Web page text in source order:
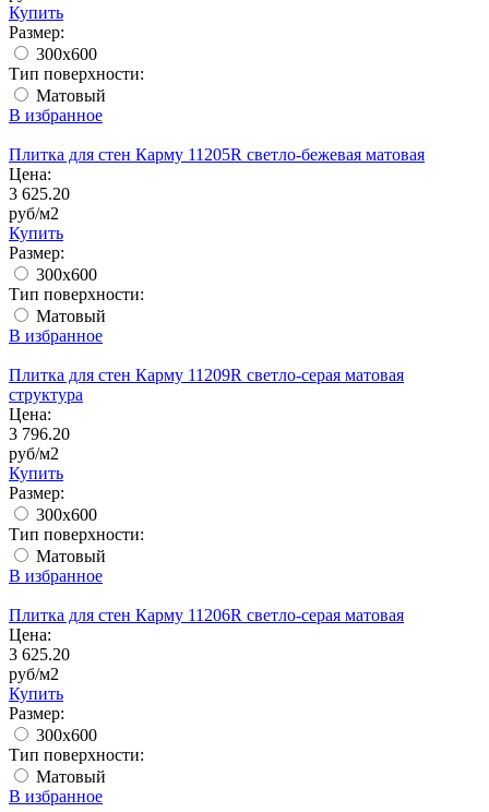
Купить
Размер:
300x600
Тип поверхности:
Матовый
В избранное
Плитка для стен Карму 11205R светло-бежевая матовая
Цена:
3 625.20
руб/м2
Купить
Размер:
300x600
Тип поверхности:
Матовый
В избранное
Плитка для стен Карму 11209R светло-серая матовая
структура
Цена:
3 796.20
руб/м2
Купить
Размер:
300x600
Тип поверхности:
Матовый
В избранное
Плитка для стен Карму 11206R светло-серая матовая
Цена:
3 625.20
руб/м2
Купить
Размер:
300x600
Тип поверхности:
Матовый
В избранное